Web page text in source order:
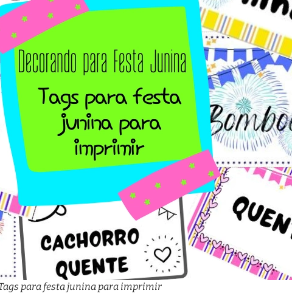
para festa junina para imprimir